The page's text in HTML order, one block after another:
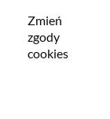
Zmień
zgody
cookies